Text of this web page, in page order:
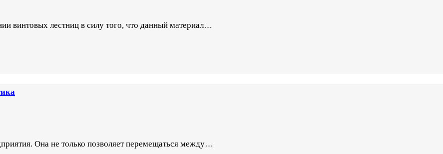
винтовых лестниц в силу того, что данный материал…
Она не только позволяет перемещаться между…